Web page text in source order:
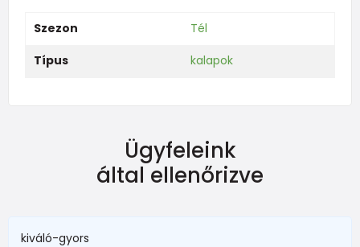
Szezon
Tél
Típus
kalapok
Ügyfeleink
által ellenőrizve
kiváló-gyors